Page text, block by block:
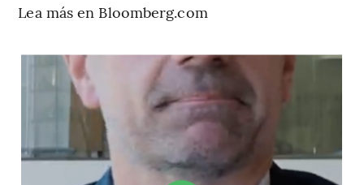
Lea más en Bloomberg.com